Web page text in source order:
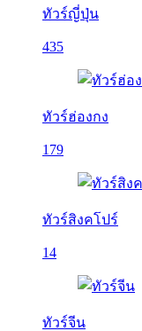
ทัวร์ญี่ปุ่น
435
ทัวร์ฮ่องกง
179
ทัวร์สิงคโปร์
14
ทัวร์จีน